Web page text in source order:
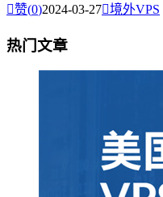
赞(0)2024-03-27境外VPS
热门文章